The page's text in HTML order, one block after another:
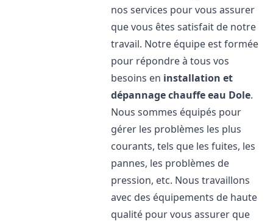
nos services pour vous assurer
que vous êtes satisfait de notre
travail. Notre équipe est formée
pour répondre à tous vos
besoins en installation et
dépannage chauffe eau Dole.
Nous sommes équipés pour
gérer les problèmes les plus
courants, tels que les fuites, les
pannes, les problèmes de
pression, etc. Nous travaillons
avec des équipements de haute
qualité pour vous assurer que